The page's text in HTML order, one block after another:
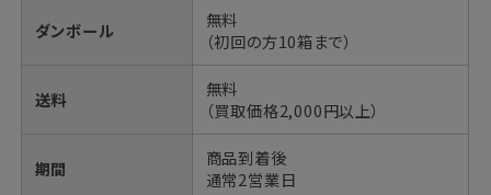
ダンボール
無料
（初回の方10箱まで）
送料
無料
（買取価格2,000円以上）
期間
商品到着後
通常2営業日